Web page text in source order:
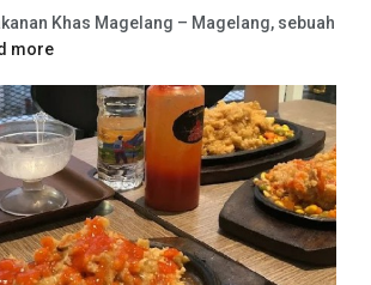
Khas Magelang – Magelang, sebuah
more